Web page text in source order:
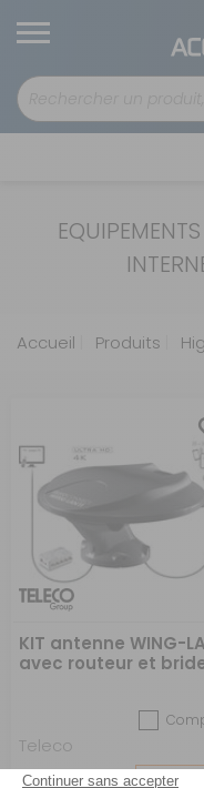
Accueil Produits
KIT antenne WING-
avec routeur et
Teleco
Réf : 452914
SUR